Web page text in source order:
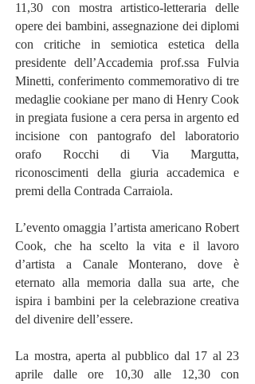
11,30 con mostra artistico-letteraria delle
opere dei bambini, assegnazione dei diplomi
con critiche in semiotica estetica della
presidente dell’Accademia prof.ssa Fulvia
Minetti, conferimento commemorativo di tre
medaglie cookiane per mano di Henry Cook
in pregiata fusione a cera persa in argento ed
incisione con pantografo del laboratorio
orafo Rocchi di Via Margutta,
riconoscimenti della giuria accademica e
premi della Contrada Carraiola.
L’evento omaggia l’artista americano Robert
Cook, che ha scelto la vita e il lavoro
d’artista a Canale Monterano, dove è
eternato alla memoria dalla sua arte, che
ispira i bambini per la celebrazione creativa
del divenire dell’essere.
La mostra, aperta al pubblico dal 17 al 23
aprile dalle ore 10,30 alle 12,30 con